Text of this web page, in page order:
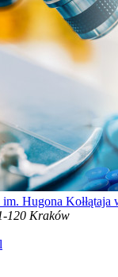
Hugona
120 Kraków